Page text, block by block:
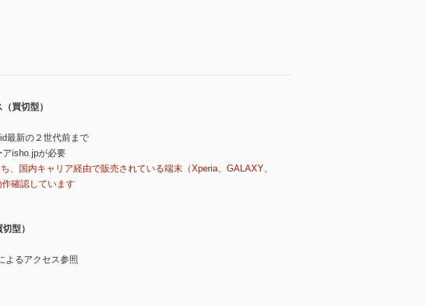
買切型）
最新の２世代前まで
isho.jpが必要
、国内キャリア経由で販売されている端末（Xperia、GALAXY、
確認しています
型）
よるアクセス参照